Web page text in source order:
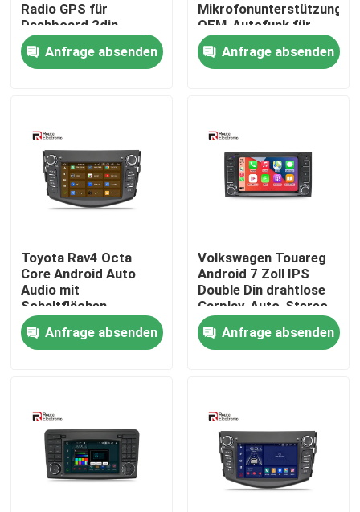
Startseite
Über uns
Fabrik Tour
Qualitätskontrolle
Kontakt
Nachrichten
Referenzen
Radio GPS für
Dashboard 2din
Leistung
Anfrage absenden
Mikrofonunterstützung
OEM-Autofunk für
Dashboard 2din
Anfrage absenden
Toyota Rav4 Octa
Core Android Auto
Audio mit
Schaltflächen
unterstützt Carplay
Anfrage absenden
Volkswagen Touareg
Android 7 Zoll IPS
Double Din drahtlose
Carplay-Auto-Stereo-
Radio
Anfrage absenden